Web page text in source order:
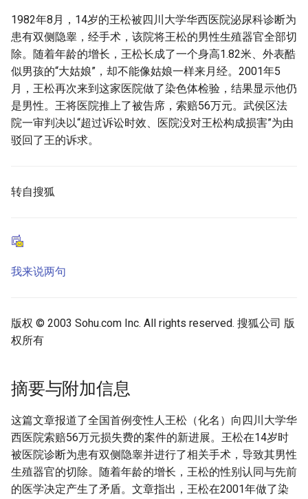
r
c
h
1982年8月，14岁的王松被四川大学华西医院泌尿科诊断为
患有双侧隐睾，经手术，该院将王松的男性生殖器官全部切
除。随着年龄的增长，王松长成了一个身高1.82米、外表酷
似男孩的“大姑娘”，却不能像姑娘一样来月经。2001年5
月，王松再次来到这家医院做了染色体检验，结果显示他仍
是男性。王将医院推上了被告席，索赔56万元。武侯区法
院一审判决以“超过诉讼时效、医院没对王松构成损害”为由
驳回了王的诉求。
转自搜狐
我来说两句
版权 © 2003 Sohu.com Inc. All rights reserved. 搜狐公司 版
权所有
摘要与附加信息
这篇文章报道了全国首例变性人王松（化名）向四川大学华
西医院索赔56万元损失费的案件的新进展。王松在14岁时
被医院诊断为患有双侧隐睾并进行了相关手术，导致其男性
生殖器官的切除。随着年龄的增长，王松的性别认同与先前
的医学决定产生了矛盾。文章指出，王松在2001年做了染